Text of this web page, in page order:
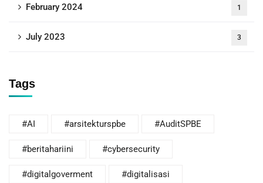
February 2024 1
July 2023 3
Tags
#AI #arsitekturspbe #AuditSPBE
#beritahariini #cybersecurity
#digitalgoverment #digitalisasi